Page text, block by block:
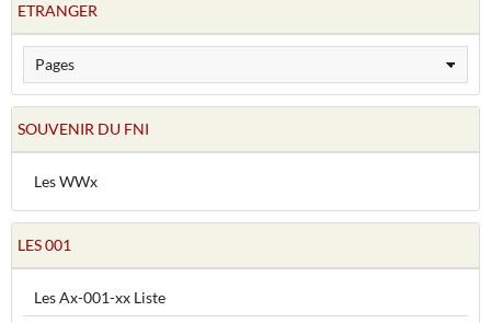
ETRANGER
SOUVENIR DU FNI
Les WWx
LES 001
Les Ax-001-xx Liste